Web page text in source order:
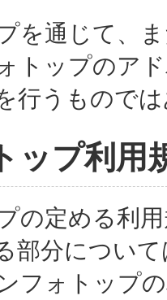
を通じて、
トップのア
行うもので
ップ利用
の定める利
部分につい
フォトップ